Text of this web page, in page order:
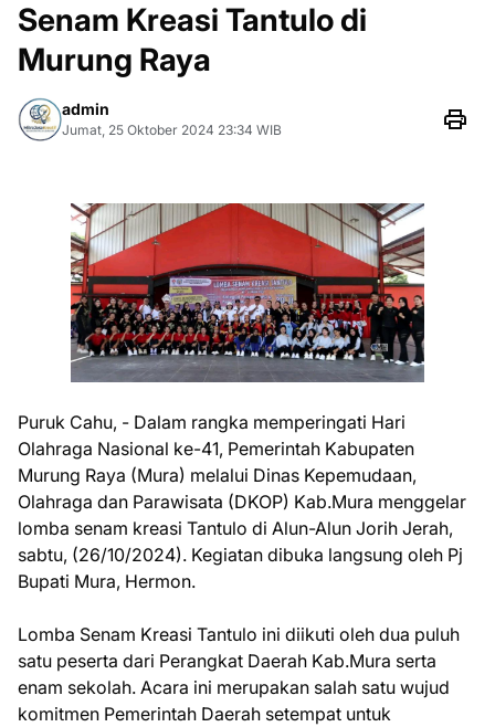
Senam Kreasi Tantulo di
Murung Raya
admin
Jumat, 25 Oktober 2024 23:34 WIB
Puruk Cahu, - Dalam rangka memperingati Hari
Olahraga Nasional ke-41, Pemerintah Kabupaten
Murung Raya (Mura) melalui Dinas Kepemudaan,
Olahraga dan Parawisata (DKOP) Kab.Mura menggelar
lomba senam kreasi Tantulo di Alun-Alun Jorih Jerah,
sabtu, (26/10/2024). Kegiatan dibuka langsung oleh Pj
Bupati Mura, Hermon.
Lomba Senam Kreasi Tantulo ini diikuti oleh dua puluh
satu peserta dari Perangkat Daerah Kab.Mura serta
enam sekolah. Acara ini merupakan salah satu wujud
komitmen Pemerintah Daerah setempat untuk